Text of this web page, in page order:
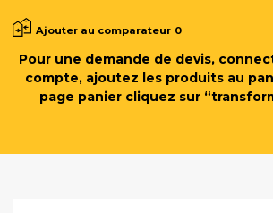
Ajouter au comparateur 0
Pour une demande de devis,
compte, ajoutez les produits au
page panier cliquez sur